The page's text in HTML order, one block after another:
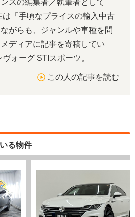
スの編集者／執筆者として
は「手頃なプライスの輸入中古
がらも、ジャンルや車種を問
ディアに記事を寄稿してい
ォーグ STIスポーツ。
この人の記事を読む
る物件